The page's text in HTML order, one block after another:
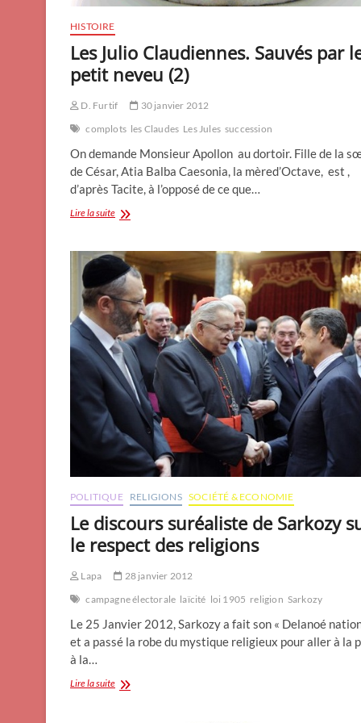
HISTOIRE
Les Julio Claudiennes. Sauvés par
petit neveu (2)
D. Furtif
30 janvier 2012
complots les Claudes Les Jules succession
On demande Monsieur Apollon au dortoir. Fille de la
de César, Atia Balba Caesonia, la mèred’Octave, est ,
d’après Tacite, à l’opposé de ce que…
Lire la suiteLes
Sauvés
par
le
petit
neveu
(2)
POLITIQUE RELIGIONS SOCIÉTÉ & ECONOMIE
Le discours suréaliste de Sarkozy
le respect des religions
Lapa
28 janvier 2012
campagne électorale laïcité loi 1905 religion Sarkozy
Le 25 Janvier 2012, Sarkozy a fait son « Delanoé
et a passé la robe du mystique religieux pour aller à la
à la…
Lire la suiteLe